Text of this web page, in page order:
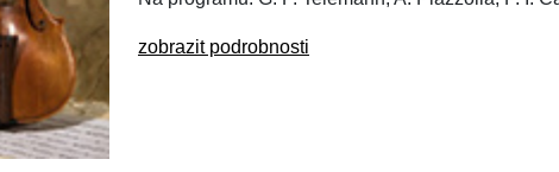
zobrazit podrobnosti